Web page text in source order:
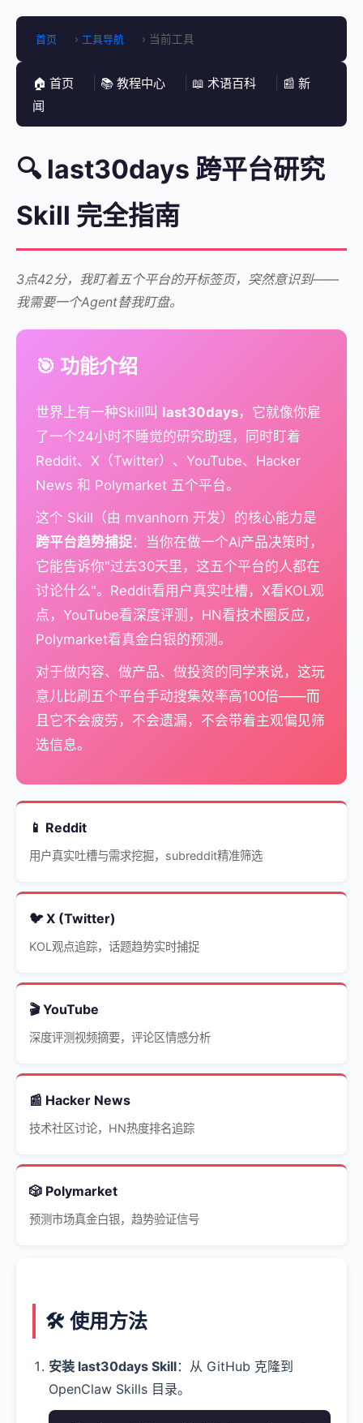
首页 › 工具导航 › 当前工具
🏠 首页 📚 教程中心 📖 术语百科
📰 新
闻
🔍 last30days 跨平台研究
Skill 完全指南
3点42分，我盯着五个平台的开标签页，突然意识到——
我需要一个Agent替我盯盘。
🎯 功能介绍
世界上有一种Skill叫 last30days，它就像你雇
了一个24小时不睡觉的研究助理，同时盯着
Reddit、X（Twitter）、YouTube、Hacker
News 和 Polymarket 五个平台。
这个 Skill（由 mvanhorn 开发）的核心能力是
跨平台趋势捕捉：当你在做一个AI产品决策时，
它能告诉你"过去30天里，这五个平台的人都在
讨论什么"。Reddit看用户真实吐槽，X看KOL观
点，YouTube看深度评测，HN看技术圈反应，
Polymarket看真金白银的预测。
对于做内容、做产品、做投资的同学来说，这玩
意儿比刷五个平台手动搜集效率高100倍——而
且它不会疲劳，不会遗漏，不会带着主观偏见筛
选信息。
📱 Reddit
用户真实吐槽与需求挖掘，subreddit精准筛选
🐦 X (Twitter)
KOL观点追踪，话题趋势实时捕捉
🎬 YouTube
深度评测视频摘要，评论区情感分析
📰 Hacker News
技术社区讨论，HN热度排名追踪
🎲 Polymarket
预测市场真金白银，趋势验证信号
🛠️ 使用方法
安装 last30days Skill：从 GitHub 克隆到
OpenClaw Skills 目录。